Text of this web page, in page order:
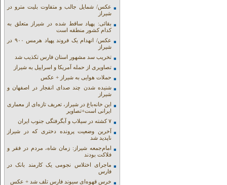
عکس/ شمایل جالب و متفاوت بلیت مترو در
شیراز
بقائی: پهپاد ساقط شده در شیراز متعلق به
کدام کشور منطقه است
عکس/ انهدام یک فروند پهپاد هرمس ۹۰۰ در
شیراز
تخریب سد مشهور استان فارس تکذیب شد
تصاویری از حمله آمریکا و اسراییل به شیراز
حملات هوایی به شیراز + عکس
شنیده شدن چند صدای انفجار در اصفهان و
شیراز
این خانه‌باغ در شیراز، تعریف تازه‌ای از معماری
ایرانی است+تصاویر
۷ کشته در سیلاب و آبگرفتگی جنوب ایران
آخرین وضعیت پرونده دختری که در شیراز
ناپدید شد
امام‌جمعه شیراز: زمان شاه، مردم در فقر و
فلاکت بودند
ماجرای اختلاس نجومی یک کارمند بانک در
فارس
خرس قهوه‌ای سیوند فارس تلف شد + عکس